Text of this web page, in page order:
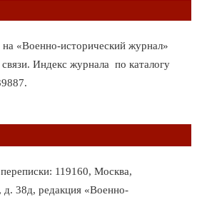
«Военно-исторический журнал»
Индекс журнала по каталогу
119160, Москва,
38д, редакция «Военно-